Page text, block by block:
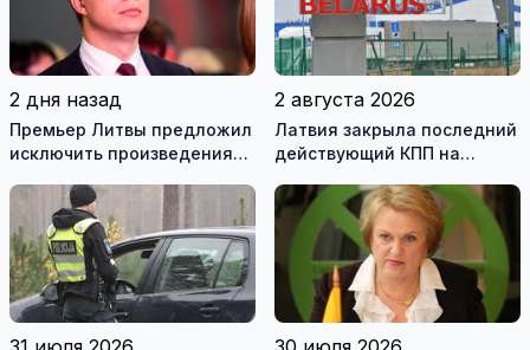
2 дня назад
Премьер Литвы предложил
исключить произведения
рекомендуемой
литературы
2 августа 2026
Латвия закрыла последний
действующий КПП на